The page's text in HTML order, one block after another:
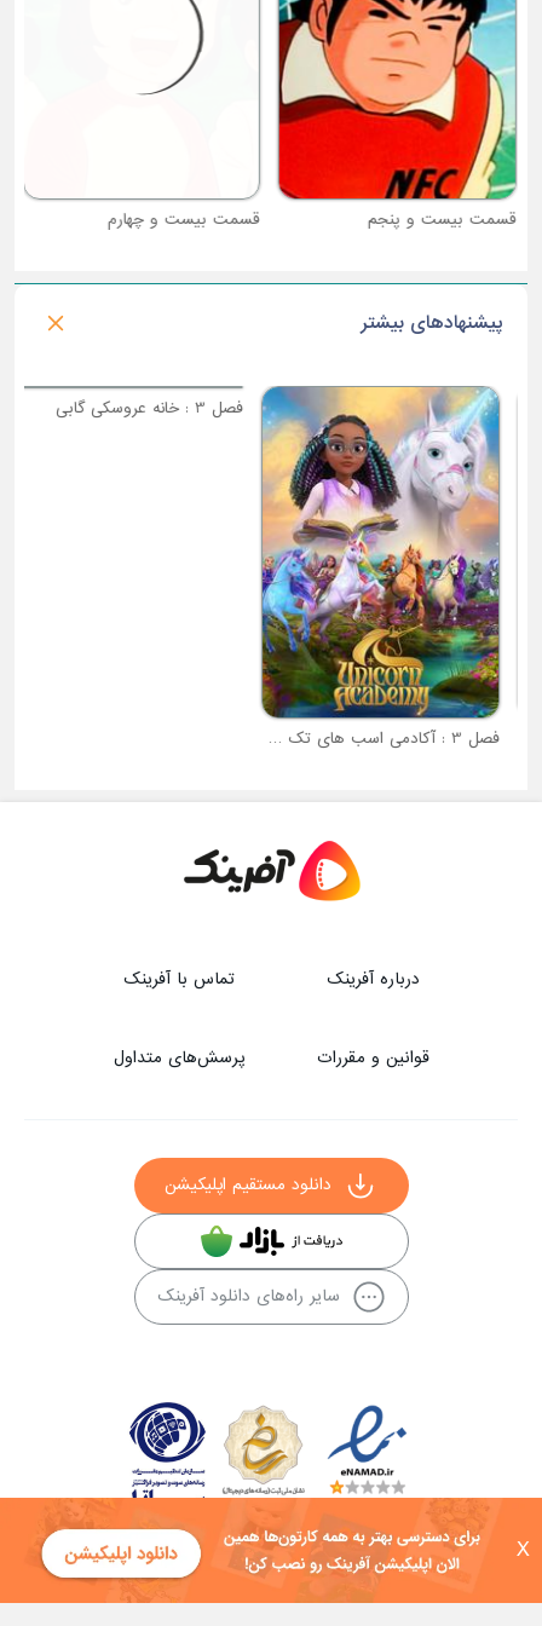
X
قسمت بیست و پنجم قسمت بیست و چهارم
پیشنهادهای بیشتر
فصل 3 : آکادمی اسب های تک شاخ
فصل 3 : خانه عروسکی گابی
درباره آفرینک تماس با آفرینک
قوانین و مقررات پرسش‌های متداول
دانلود مستقیم اپلیکیشن
سایر راه‌های دانلود آفرینک
کلیه حقوق این سایت به شرکت توسعه فناوی هفت آسمان توکان تعلق دارد و